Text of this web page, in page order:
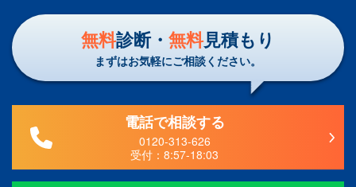
無料診断・ 無料見積もり
まずはお気軽にご相談ください。
電話で相談する
0120-313-626
受付：8:57-18:03